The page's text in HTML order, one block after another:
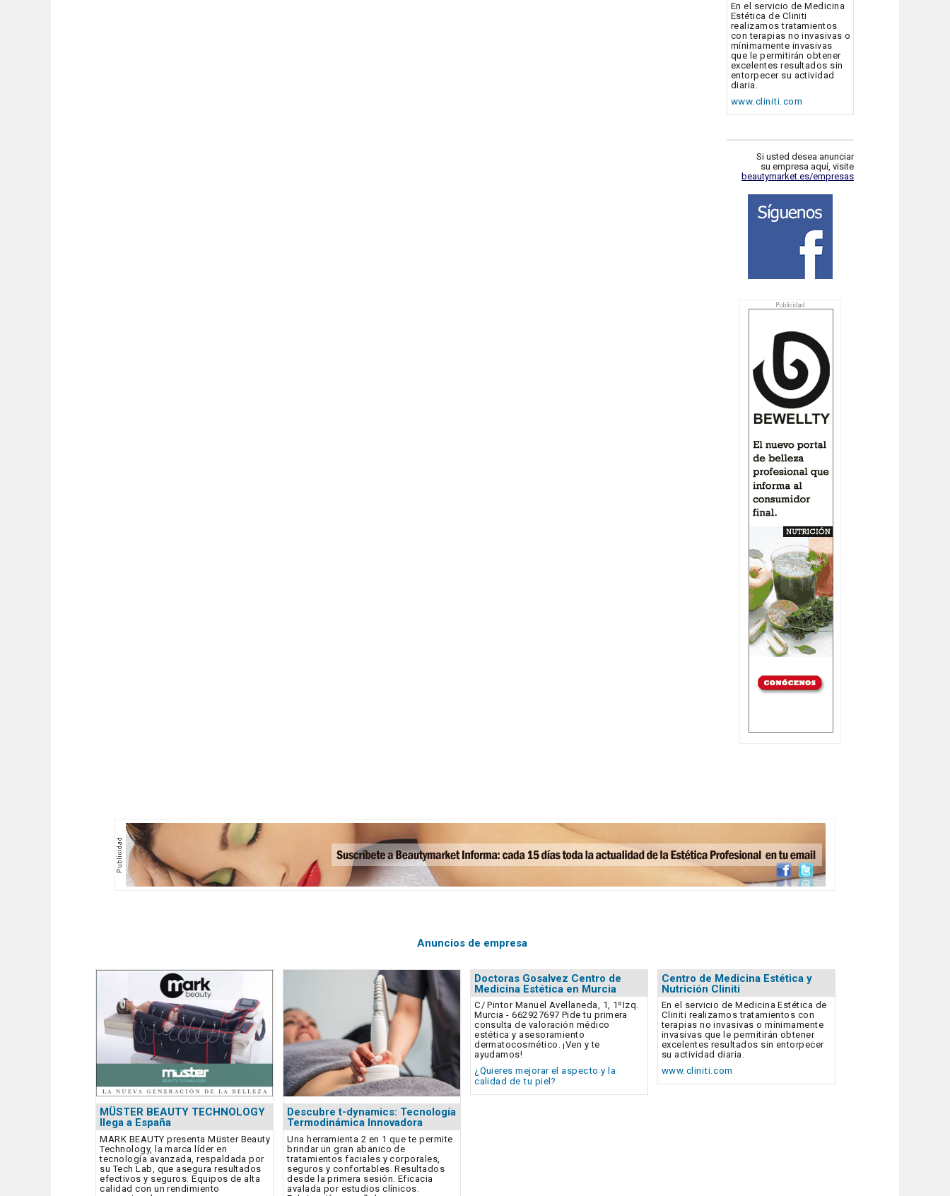
En el servicio de Medicina
Estética de Cliniti
realizamos tratamientos
con terapias no invasivas o
mínimamente invasivas
que le permitirán obtener
excelentes resultados sin
entorpecer su actividad
diaria.
www.cliniti.com
Si usted desea anunciar
su empresa aquí, visite
beautymarket.es/empresas
Anuncios de empresa
MÜSTER BEAUTY TECHNOLOGY
llega a España
MARK BEAUTY presenta Müster Beauty
Technology, la marca líder en
tecnología avanzada, respaldada por
su Tech Lab, que asegura resultados
efectivos y seguros. Equipos de alta
calidad con un rendimiento
Descubre t-dynamics: Tecnología
Termodinámica Innovadora
Una herramienta 2 en 1 que te permite
brindar un gran abanico de
tratamientos faciales y corporales,
seguros y confortables. Resultados
desde la primera sesión. Eficacia
avalada por estudios clínicos.
Doctoras Gosalvez Centro de
Medicina Estética en Murcia
C/ Pintor Manuel Avellaneda, 1, 1ºIzq.
Murcia - 662927697 Pide tu primera
consulta de valoración médico
estética y asesoramiento
dermatocosmético. ¡Ven y te
ayudamos!
¿Quieres mejorar el aspecto y la
calidad de tu piel?
Centro de Medicina Estética y
Nutrición Cliniti
En el servicio de Medicina Estética de
Cliniti realizamos tratamientos con
terapias no invasivas o mínimamente
invasivas que le permitirán obtener
excelentes resultados sin entorpecer
su actividad diaria.
www.cliniti.com